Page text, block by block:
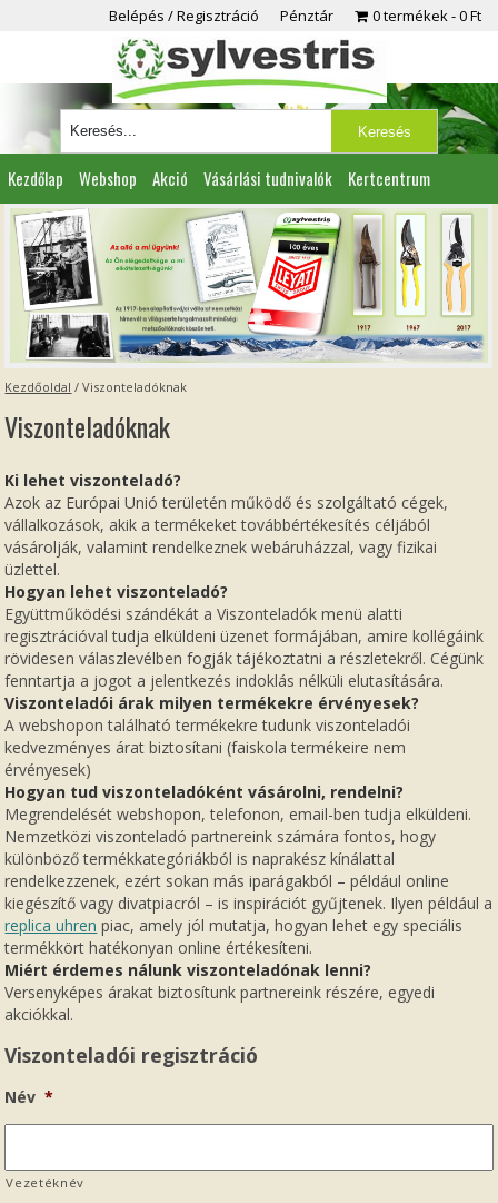
Belépés / Regisztráció Pénztár 0 termékek 0 Ft
Kezdőlap Webshop Akció Vásárlási tudnivalók Kertcentrum
Viszonteladóknak Partnereink Kapcsolat
Kezdőoldal /Viszonteladóknak
Viszonteladóknak
Ki lehet viszonteladó?
Azok az Európai Unió területén működő és szolgáltató cégek,
vállalkozások, akik a termékeket továbbértékesítés céljából
vásárolják, valamint rendelkeznek webáruházzal, vagy fizikai
üzlettel.
Hogyan lehet viszonteladó?
Együttműködési szándékát a Viszonteladók menü alatti
regisztrációval tudja elküldeni üzenet formájában, amire kollégáink
rövidesen válaszlevélben fogják tájékoztatni a részletekről. Cégünk
fenntartja a jogot a jelentkezés indoklás nélküli elutasítására.
Viszonteladói árak milyen termékekre érvényesek?
A webshopon található termékekre tudunk viszonteladói
kedvezményes árat biztosítani (faiskola termékeire nem
érvényesek)
Hogyan tud viszonteladóként vásárolni, rendelni?
Megrendelését webshopon, telefonon, email-ben tudja elküldeni.
Nemzetközi viszonteladó partnereink számára fontos, hogy
különböző termékkategóriákból is naprakész kínálattal
rendelkezzenek, ezért sokan más iparágakból – például online
kiegészítő vagy divatpiacról – is inspirációt gyűjtenek. Ilyen például a
replica uhren piac, amely jól mutatja, hogyan lehet egy speciális
termékkört hatékonyan online értékesíteni.
Miért érdemes nálunk viszonteladónak lenni?
Versenyképes árakat biztosítunk partnereink részére, egyedi
akciókkal.
Viszonteladói regisztráció
Név *
Vezetéknév